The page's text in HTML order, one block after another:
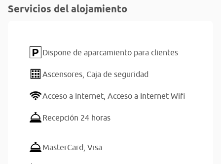
Servicios del alojamiento
Dispone de aparcamiento para clientes
Ascensores, Caja de seguridad
Acceso a Internet, Acceso a Internet Wifi
Recepción 24 horas
MasterCard, Visa